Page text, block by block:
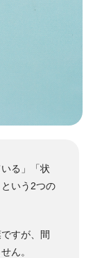
る」「状
いう2つの
すが、間
ん。